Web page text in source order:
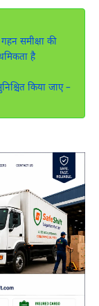
समीक्षा की
है
किया जाए –